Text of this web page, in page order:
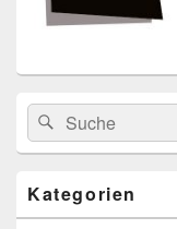
Search
for:
Suche
Kategorien